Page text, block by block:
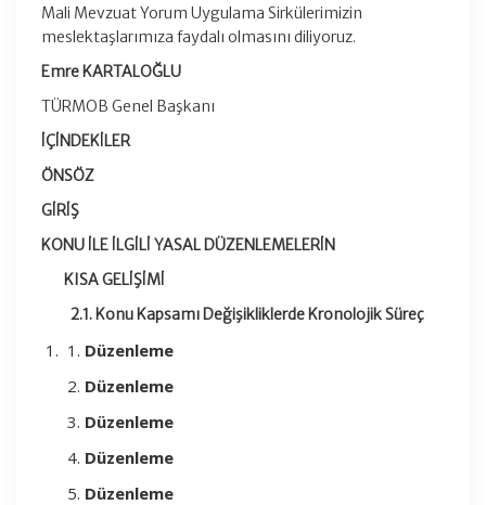
Mali Mevzuat Yorum Uygulama Sirkülerimizin
meslektaşlarımıza faydalı olmasını diliyoruz.
Emre KARTALOĞLU
TÜRMOB Genel Başkanı
İÇİNDEKİLER
ÖNSÖZ
GİRİŞ
KONU İLE İLGİLİ YASAL DÜZENLEMELERİN
KISA GELİŞİMİ
2.1. Konu Kapsamı Değişikliklerde Kronolojik Süreç
Düzenleme
Düzenleme
Düzenleme
Düzenleme
Düzenleme